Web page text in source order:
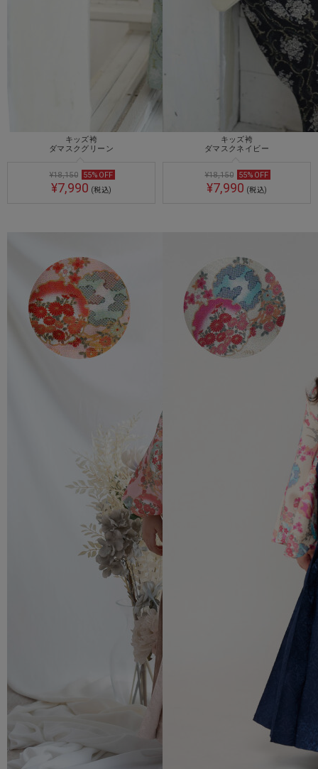
キッズ袴
ダマスクグリーン
¥18,150 55% OFF
¥7,990 (税込)
キッズ袴
ダマスクネイビー
¥18,150 55% OFF
¥7,990 (税込)